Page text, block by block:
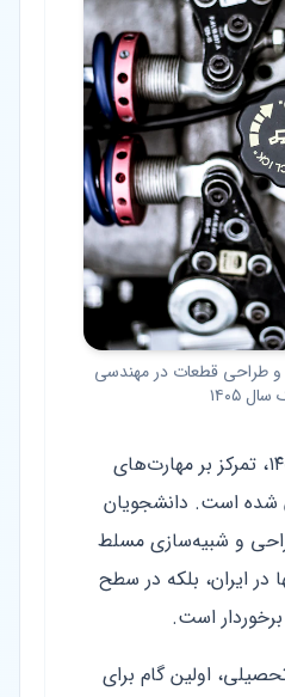
و طراحی قطعات در مهندسی
۱۴۰۵
در سال‌های ۱۴۰۵ و ۱۴۰۶، تمرکز بر مهارت‌های
شده است. دانشجویان
و شبیه‌سازی مسلط
در ایران، بلکه در سطح
برخوردار است.
اولین گام برای